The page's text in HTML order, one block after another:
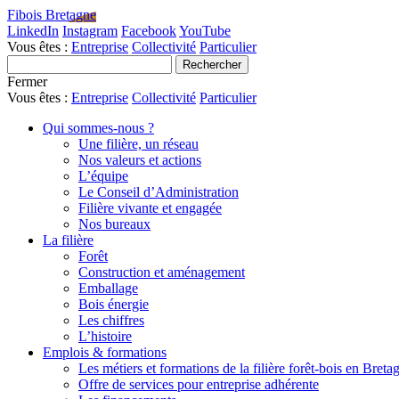
Fibois Bretagne
LinkedIn Instagram FacebookYouTube
Vous êtes : Entreprise Collectivité Particulier
Fermer
Vous êtes : Entreprise Collectivité Particulier
Qui sommes-nous ?
Une filière, un réseau
Nos valeurs et actions
L’équipe
Le Conseil d’Administration
Filière vivante et engagée
Nos bureaux
La filière
Forêt
Construction et aménagement
Emballage
Bois énergie
Les chiffres
L’histoire
Emplois & formations
Les métiers et formations de la filière forêt-bois en
Offre de services pour entreprise adhérente